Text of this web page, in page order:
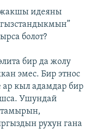
жакшы идеяны
болот?
бир да жолу
эмес. Бир этнос
кыл адамдар бир
Ушундай
тамырын,
рухун гана